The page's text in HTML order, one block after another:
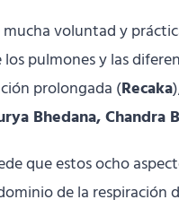
voluntad y
pulmones y las
prolongada (Recaka
Bhedana, Chandra
que estos ocho
de la